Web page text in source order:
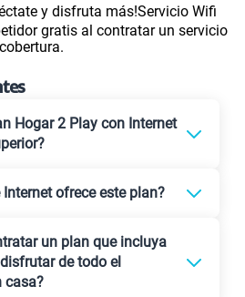
y disfruta más!Servicio Wifi
gratis al contratar un servicio
Hogar 2 Play con Internet
ofrece este plan?
un plan que incluya
de todo el
casa?